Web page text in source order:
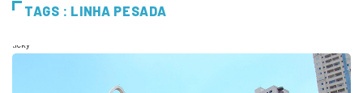
TAGS : LINHA PESADA
Sticky